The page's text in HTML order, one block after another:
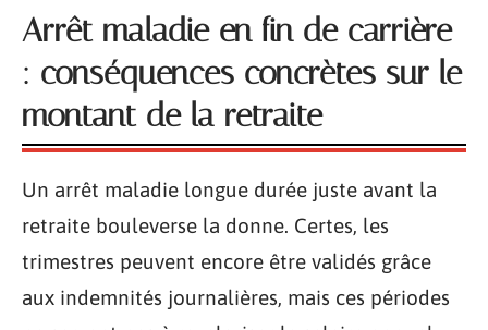
Arrêt maladie en fin de carrière
: conséquences concrètes sur le
montant de la retraite
Un arrêt maladie longue durée juste avant la
retraite bouleverse la donne. Certes, les
trimestres peuvent encore être validés grâce
aux indemnités journalières, mais ces périodes